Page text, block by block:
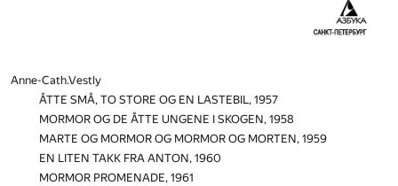
Anne-Cath.Vestly
ÅTTE SMÅ, TO STORE OG EN LASTEBIL, 1957
MORMOR OG DE ÅTTE UNGENE I SKOGEN, 1958
MARTE OG MORMOR OG MORMOR OG MORTEN, 1959
EN LITEN TAKK FRA ANTON, 1960
MORMOR PROMENADE, 1961